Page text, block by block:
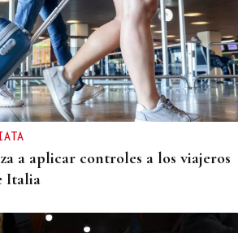
entre dos coches en la
de Outariz
a aplicar controles a los viajeros
Italia